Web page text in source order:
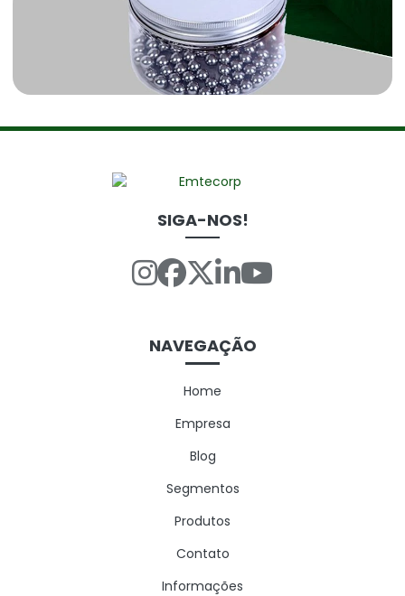
SIGA-NOS!
NAVEGAÇÃO
Home
Empresa
Blog
Segmentos
Produtos
Contato
Informações